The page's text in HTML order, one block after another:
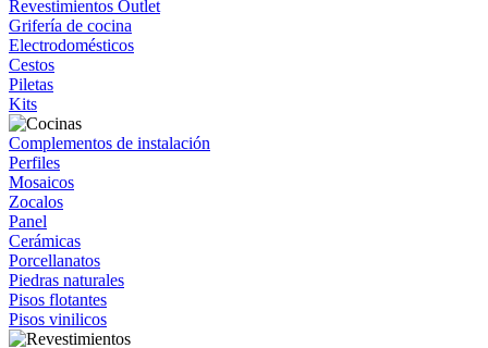
Revestimientos Outlet
Grifería de cocina
Electrodomésticos
Cestos
Piletas
Kits
Complementos de instalación
Perfiles
Mosaicos
Zocalos
Panel
Cerámicas
Porcellanatos
Piedras naturales
Pisos flotantes
Pisos vinilicos